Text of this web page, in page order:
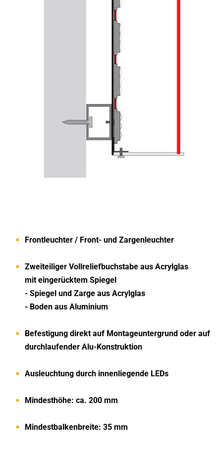
Front­leuch­ter / Front- und Zargenleuchter
Zwei­tei­li­ger Voll­re­lief­buch­stabe aus Acryl­glas
mit ein­ge­rück­tem Spie­gel
- Spie­gel und Zarge aus Acryl­glas
- Boden aus Aluminium
Befes­ti­gung direkt auf Mon­ta­ge­un­ter­grund oder auf
durch­lau­fen­der Alu-Konstruktion
Aus­leuch­tung durch innen­lie­gende LEDs
Min­dest­höhe: ca. 200 mm
Min­dest­bal­ken­breite: 35 mm